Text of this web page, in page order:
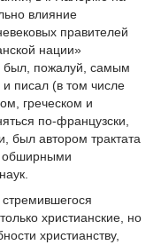
влияние
правителей
нации»
был, пожалуй, самым
писал (в том числе
греческом и
по-французски,
был автором трактата
обширными
христианские, но
христианству,